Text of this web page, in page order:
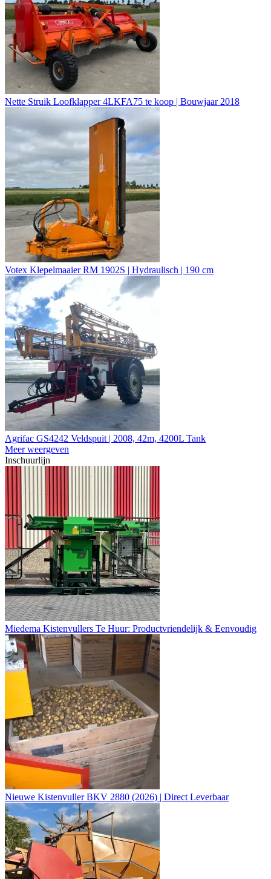
Nette Struik Loofklapper 4LKFA75 te koop | Bouwjaar 2018
Votex Klepelmaaier RM 1902S | Hydraulisch | 190 cm
Agrifac GS4242 Veldspuit | 2008, 42m, 4200L Tank
Meer weergeven
Inschuurlijn
Miedema Kistenvullers Te Huur: Productvriendelijk & Eenvoudig
Nieuwe Kistenvuller BKV 2880 (2026) | Direct Leverbaar